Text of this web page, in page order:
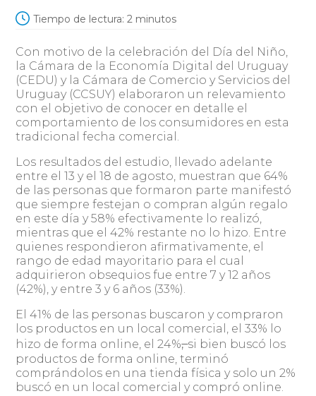
Tiempo de lectura: 2 minutos
Con motivo de la celebración del Día del Niño,
la Cámara de la Economía Digital del Uruguay
(CEDU) y la Cámara de Comercio y Servicios del
Uruguay (CCSUY) elaboraron un relevamiento
con el objetivo de conocer en detalle el
comportamiento de los consumidores en esta
tradicional fecha comercial.
Los resultados del estudio, llevado adelante
entre el 13 y el 18 de agosto, muestran que 64%
de las personas que formaron parte manifestó
que siempre festejan o compran algún regalo
en este día y 58% efectivamente lo realizó,
mientras que el 42% restante no lo hizo. Entre
quienes respondieron afirmativamente, el
rango de edad mayoritario para el cual
adquirieron obsequios fue entre 7 y 12 años
(42%), y entre 3 y 6 años (33%).
El 41% de las personas buscaron y compraron
los productos en un local comercial, el 33% lo
hizo de forma online, el 24%,si bien buscó los
productos de forma online, terminó
comprándolos en una tienda física y solo un 2%
buscó en un local comercial y compró online.